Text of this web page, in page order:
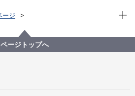
ージ
交通局
課
ーカーを開いたまま乗車できますか
現在
ページトップへ